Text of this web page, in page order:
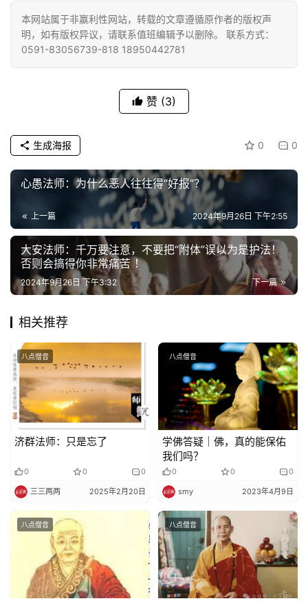
佛
教
人
物
巡
礼
纪
录
教
术
政
策
法
规
免
责
声
明
登录 注册
本网站属于非赢利性网站，转载的文章遵循原作者的版权声
明，如有版权异议，请联系值班编辑予以删除。 联系方式：
0591-83056739-818 18950442781
赞 (3)
0 0
生成海报
心愚法师：为什么恶人往往得“好报”？
上一篇 2024年9月26日 下午2:55
大安法师：千万要注意，不要把“附体”误以为是护法！
否则会搞得你非常痛苦 ！
下一篇
2024年9月26日 下午3:32
相关推荐
八点僧音
济群法师：只是忘了
0 0 0
三三两两 2025年2月20日
八点僧音
学佛答疑｜佛，真的能保佑
我们吗？
0 0 0
smy 2023年4月9日
八点僧音 八点僧音